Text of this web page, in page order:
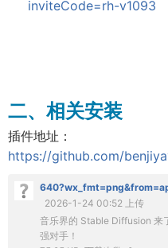
inviteCode=rh-v1093
二、相关安装
插件地址：
https://github.com/
2026-1-24 00:52 上传
音乐界的 Stable Diffusion 来
强对手！